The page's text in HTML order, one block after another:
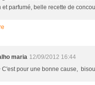
et parfumé, belle recette de
maria 12/09/2012 16:44
C'est pour une bonne cause,